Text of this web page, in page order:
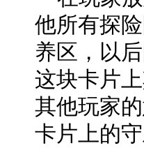
他所有探
养区，以
这块卡片
其他玩家
卡片上的